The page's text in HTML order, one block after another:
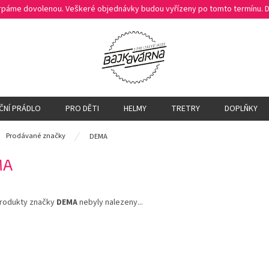
dovolenou. Veškeré objednávky budou vyřízeny po tomto termínu.
PRÁDLO PRO DĚTI HELMY TRETRY DOPLŇKY
Prodávané značky DEMA
značky DEMAnebyly nalezeny...